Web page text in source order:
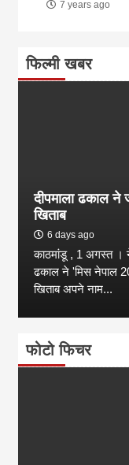
7 years ago
फिल्मी खबर
दीपमाला ढकाल ने
खिताब
6 days ago
काठमांडू , 1 अगस्त ।
ढकाल ने 'मिस नेपाल
खिताब अपने नाम...
फोटो फिचर